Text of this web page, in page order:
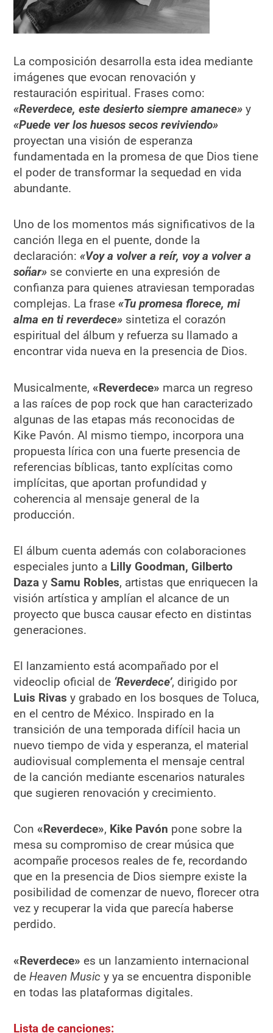
La composición desarrolla esta idea mediante
imágenes que evocan renovación y
restauración espiritual. Frases como:
«Reverdece, este desierto siempre amanece» y
«Puede ver los huesos secos reviviendo»
proyectan una visión de esperanza
fundamentada en la promesa de que Dios tiene
el poder de transformar la sequedad en vida
abundante.
Uno de los momentos más significativos de la
canción llega en el puente, donde la
declaración:«Voy a volver a reír, voy a volver a
soñar» se convierte en una expresión de
confianza para quienes atraviesan temporadas
complejas. La frase«Tu promesa florece, mi
alma en ti reverdece» sintetiza el corazón
espiritual del álbum y refuerza su llamado a
encontrar vida nueva en la presencia de Dios.
Musicalmente, «Reverdece» marca un regreso
a las raíces de pop rock que han caracterizado
algunas de las etapas más reconocidas de
Kike Pavón. Al mismo tiempo, incorpora una
propuesta lírica con una fuerte presencia de
referencias bíblicas, tanto explícitas como
implícitas, que aportan profundidad y
coherencia al mensaje general de la
producción.
El álbum cuenta además con colaboraciones
especiales junto a Lilly Goodman, Gilberto
Daza ySamu Robles, artistas que enriquecen la
visión artística y amplían el alcance de un
proyecto que busca causar efecto en distintas
generaciones.
El lanzamiento está acompañado por el
videoclip oficial de ‘Reverdece’, dirigido por
Luis Rivas y grabado en los bosques de Toluca,
en el centro de México. Inspirado en la
transición de una temporada difícil hacia un
nuevo tiempo de vida y esperanza, el material
audiovisual complementa el mensaje central
de la canción mediante escenarios naturales
que sugieren renovación y crecimiento.
Con «Reverdece», Kike Pavón pone sobre la
mesa su compromiso de crear música que
acompañe procesos reales de fe, recordando
que en la presencia de Dios siempre existe la
posibilidad de comenzar de nuevo, florecer otra
vez y recuperar la vida que parecía haberse
perdido.
«Reverdece» es un lanzamiento internacional
deHeaven Music y ya se encuentra disponible
en todas las plataformas digitales.
Lista de canciones: